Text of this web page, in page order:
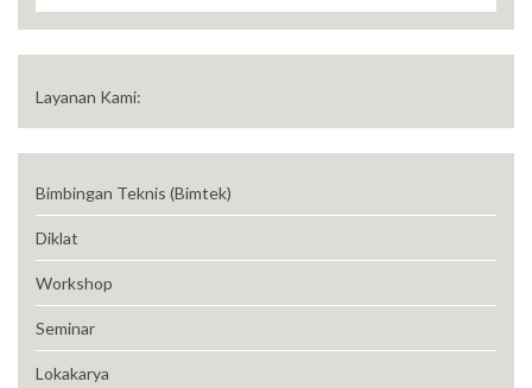
Layanan Kami:
Bimbingan Teknis (Bimtek)
Diklat
Workshop
Seminar
Lokakarya